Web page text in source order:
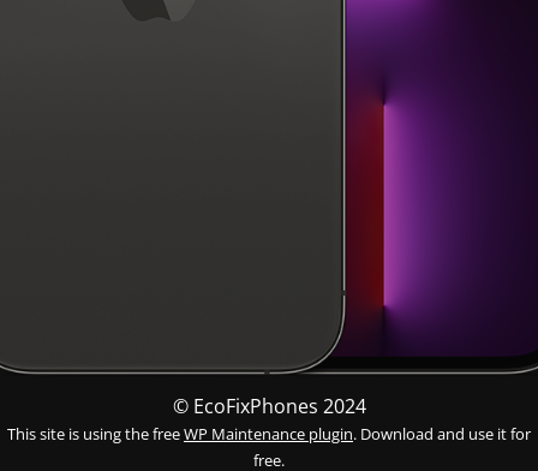
© EcoFixPhones 2024
This site is using the freeWP Maintenance plugin. Download and use it for
free.